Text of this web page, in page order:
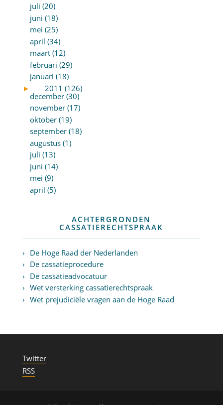
juli (20)
juni (18)
mei (25)
april (34)
maart (12)
februari (29)
januari (18)
►
2011 (126)
december (30)
november (17)
oktober (19)
september (18)
augustus (1)
juli (13)
juni (14)
mei (9)
april (5)
ACHTERGRONDEN
CASSATIERECHTSPRAAK
De Hoge Raad der Nederlanden
De cassatieprocedure
De cassatieadvocatuur
Wet versterking cassatierechtspraak
Wet prejudiciële vragen aan de Hoge Raad
Twitter
RSS